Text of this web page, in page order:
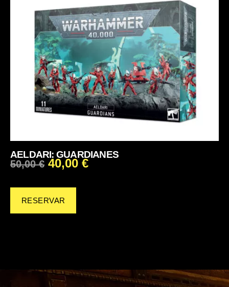
AELDARI: GUARDIANES
50,00€ 40,00 €
RESERVAR